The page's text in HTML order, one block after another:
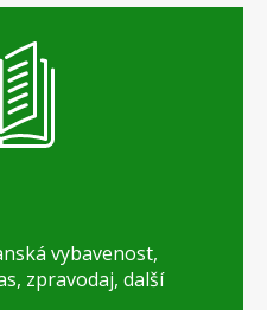
vybavenost,
zpravodaj, další